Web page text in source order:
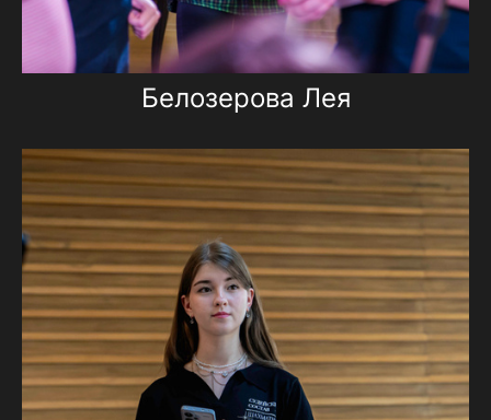
Белозерова Лея